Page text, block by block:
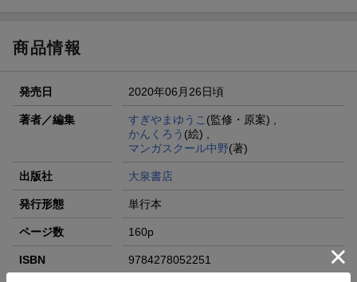
商品情報
発売日 2020年06月26日頃
著者／編集 すぎやまゆうこ (監修・原案) ,
かんくろう (絵) ,
マンガスクール中野(著)
出版社 大泉書店
発行形態 単行本
ページ数 160p
ISBN 9784278052251